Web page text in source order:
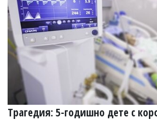
Трагедия: 5-годишно дете с